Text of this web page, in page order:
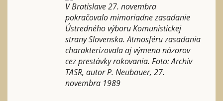
V Bratislave 27. novembra
pokračovalo mimoriadne zasadanie
Ústredného výboru Komunistickej
strany Slovenska. Atmosféru zasadania
charakterizovala aj výmena názorov
cez prestávky rokovania. Foto: Archív
TASR, autor P. Neubauer, 27.
novembra 1989